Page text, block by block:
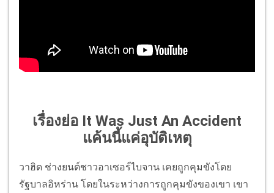
เรื่องย่อ It Was Just An Accident
แค้นนี้แค่อุบัติเหตุ
วาฮิด ช่างยนต์ชาวอาเซอร์ไบจาน เคยถูกคุมขังโดย
รัฐบาลอิหร่าน โดยในระหว่างการถูกคุมขังของเขา เขา